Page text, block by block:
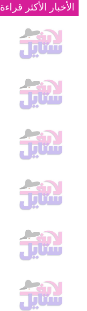
الأخبار الأكثر قراءة